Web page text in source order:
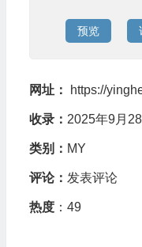
预览
网址： https://
收录： 2025年9月28
类别： MY
评论： 发表评论
热度：49